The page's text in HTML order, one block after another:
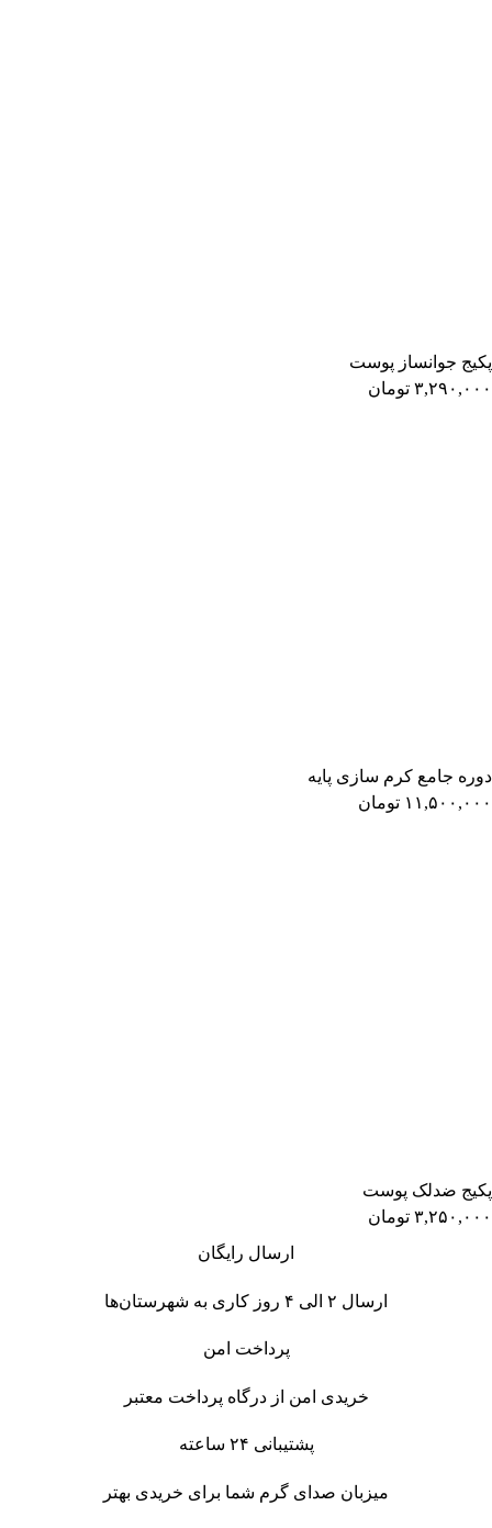
پکیج جوانساز پوست
۳,۲۹۰,۰۰۰ تومان
دوره جامع کرم‌ سازی پایه
۱۱,۵۰۰,۰۰۰ تومان
پکیج ضدلک پوست
۳,۲۵۰,۰۰۰ تومان
ارسال رایگان
ارسال ۲ الی ۴ روز کاری به شهرستان‌ها
پرداخت امن
خریدی امن از درگاه پرداخت معتبر
پشتیبانی ۲۴ ساعته
میزبان صدای گرم شما برای خریدی بهتر